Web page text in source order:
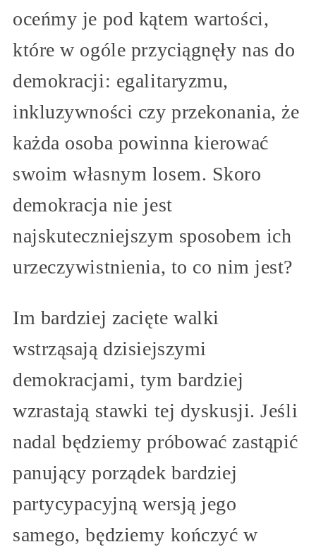
oceńmy je pod kątem wartości,
które w ogóle przyciągnęły nas do
demokracji: egalitaryzmu,
inkluzywności czy przekonania, że
każda osoba powinna kierować
swoim własnym losem. Skoro
demokracja nie jest
najskuteczniejszym sposobem ich
urzeczywistnienia, to co nim jest?
Im bardziej zacięte walki
wstrząsają dzisiejszymi
demokracjami, tym bardziej
wzrastają stawki tej dyskusji. Jeśli
nadal będziemy próbować zastąpić
panujący porządek bardziej
partycypacyjną wersją jego
samego, będziemy kończyć w